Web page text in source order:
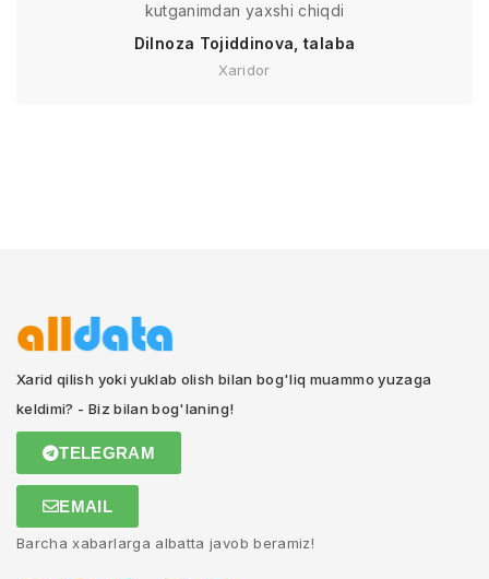
kutganimdan yaxshi chiqdi
Dilnoza Tojiddinova, talaba
Xaridor
Xarid qilish yoki yuklab olish bilan bog'liq muammo yuzaga
keldimi? - Biz bilan bog'laning!
TELEGRAM
EMAIL
Barcha xabarlarga albatta javob beramiz!